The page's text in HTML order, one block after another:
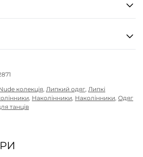
колекція, Липкий одяг, Липкі
, Наколінники, Наколінники, Одяг
танців